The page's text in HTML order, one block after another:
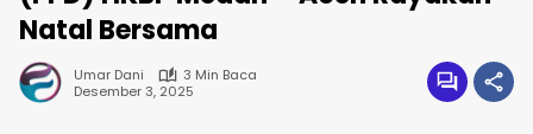
Natal Bersama
Umar Dani
3 Min Baca
Desember 3, 2025